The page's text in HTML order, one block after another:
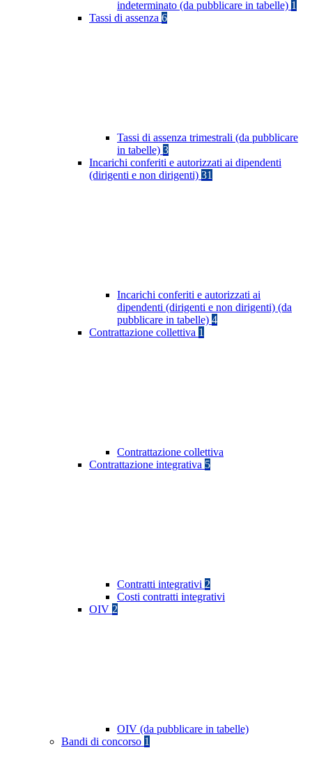
indeterminato (da pubblicare in tabelle) 1
Tassi di assenza 6
Tassi di assenza trimestrali (da pubblicare
in tabelle) 3
Incarichi conferiti e autorizzati ai dipendenti
(dirigenti e non dirigenti) 31
Incarichi conferiti e autorizzati ai
dipendenti (dirigenti e non dirigenti) (da
pubblicare in tabelle) 4
Contrattazione collettiva 1
Contrattazione collettiva
Contrattazione integrativa 5
Contratti integrativi 2
Costi contratti integrativi
OIV 2
OIV (da pubblicare in tabelle)
Bandi di concorso 1